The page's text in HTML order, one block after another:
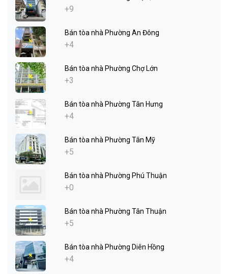
+9
Bán tòa nhà Phường An Đông
+4
Bán tòa nhà Phường Chợ Lớn
+3
Bán tòa nhà Phường Tân Hưng
+4
Bán tòa nhà Phường Tân Mỹ
+5
Bán tòa nhà Phường Phú Thuận
+0
Bán tòa nhà Phường Tân Thuận
+5
Bán tòa nhà Phường Diên Hồng
+4